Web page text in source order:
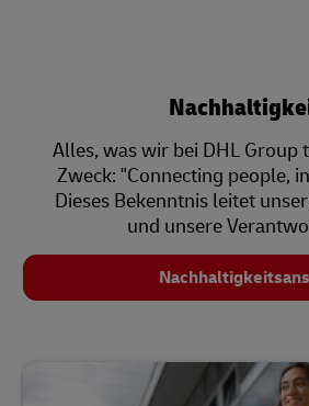
Alles, was wir bei DHL Group
Zweck: "Connecting people,
Dieses Bekenntnis leitet
und unsere